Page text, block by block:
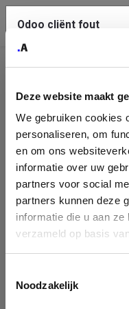
Deze website maakt
We gebruiken cookies
personaliseren, om
en om ons
informatie over uw
partners voor social
partners kunnen deze
informatie die u aan
verzameld op basis
Noodzakelijk
Contact Us
onderneming
Please fill in your
You can search a company
enterprise ID. When a
form. If you don't find your
a new company record
Company Name
Search company by
Name
Odoo cliënt fout
Je dient de kopieer
aan support.
Bekijk details